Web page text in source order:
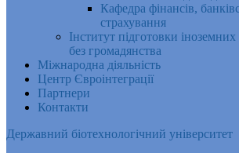
Кафедра фінансів,
страхування
Інститут підготовки
без громадянства
Міжнародна діяльність
Центр Євроінтеграції
Партнери
Контакти
Державний біотехнологічний університет